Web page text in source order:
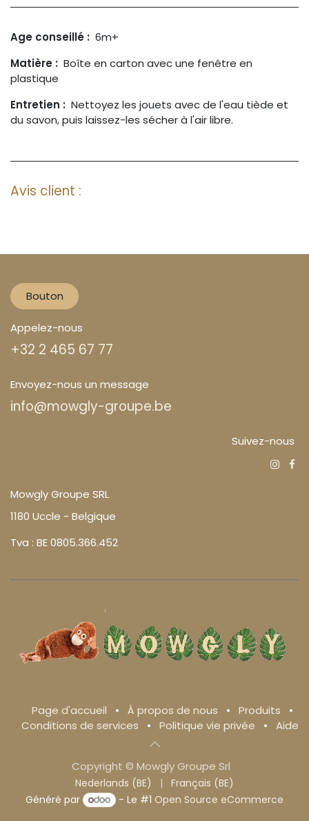
Age conseillé : 6m+
Matière : Boîte en carton avec une fenêtre en
plastique
Entretien : Nettoyez les jouets avec de l'eau tiède et
du savon, puis laissez-les sécher à l'air libre.
Avis client :
Bouton
Appelez-nous
+32 2 465 67 77
Envoyez-nous un message
info@mowgly-groupe.be
Suivez-nous
Mowgly Groupe SRL
1180 Uccle - Belgique
Tva : BE 0805.366.452
Page d'accueil • À propos de nous • Produits
•
Conditions de services
• Politique vie privée • Aide
Copyright © Mowgly Groupe Srl
Nederlands (BE) |
Français (BE)
Généré par
- Le #1 Open Source eCommerce